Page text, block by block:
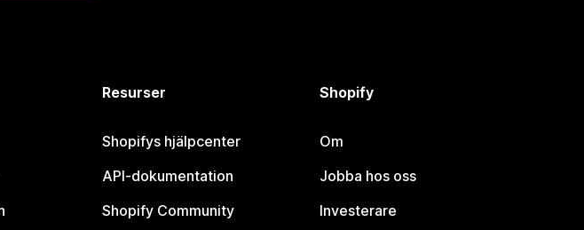
Resurser
Shopifys hjälpcenter
API-dokumentation
Shopify Community
Shopify
Om
Jobba hos oss
Investerare